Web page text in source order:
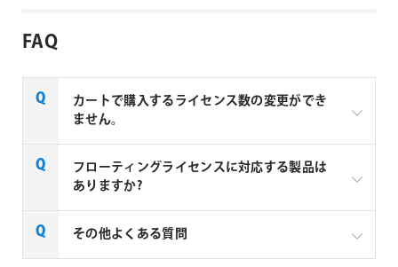
FAQ
カートで購入するライセンス数の変更ができ
ません。
aescripts + aeplugins製品のを複数ライセンスご購入
の場合はお見積りベースでの販売となります。複数ラ
せください。
フローティングライセンスに対応する製品は
ありますか?
一部製品でフローティングライセンスの取扱いがあり
その他よくある質問